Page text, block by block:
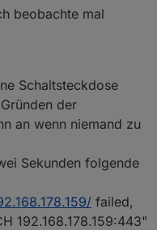
debug	Handshake
debug	Constructing
info	Init device
beobachte mal
Schaltsteckdose
der
an wenn niemand zu
Sekunden folgende
failed,
192.168.178.159:443"